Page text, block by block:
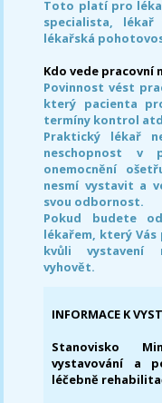
Toto platí pro
specialista,
lékařská
Kdo vede pracovní
Povinnost vést
který pacienta
termíny kontrol
Praktický lékař
neschopnost v
onemocnění
nesmí vystavit a
svou odbornost.
Pokud budete
lékařem, který
kvůli vystavení
vyhovět.
INFORMACE K
Stanovisko
vystavování a
léčebně